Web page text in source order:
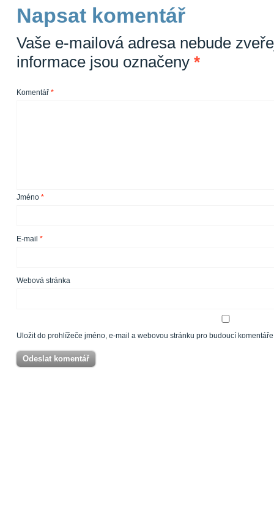
Napsat komentář
Vaše e-mailová adresa nebude
informace jsou označeny *
Komentář *
Jméno *
E-mail *
Webová stránka
Uložit do prohlížeče jméno, e-mail a webovou stránku pro budoucí